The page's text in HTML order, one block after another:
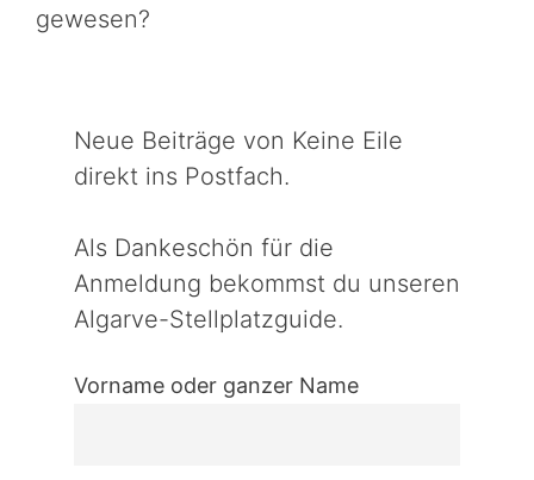
gewesen?
Neue Beiträge von Keine Eile
direkt ins Postfach.
Als Dankeschön für die
Anmeldung bekommst du unseren
Algarve-Stellplatzguide.
Vorname oder ganzer Name